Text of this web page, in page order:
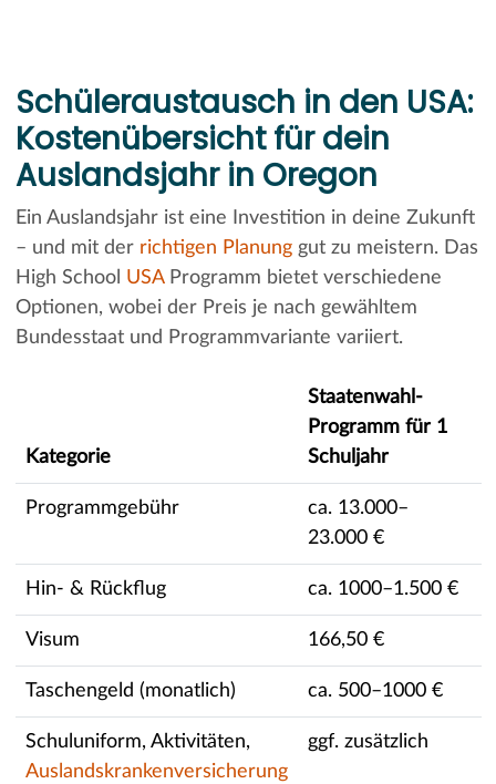
Schüleraustausch in den USA:
Kostenübersicht für dein
Auslandsjahr in Oregon
Ein Auslandsjahr ist eine Investition in deine Zukunft
– und mit der richtigen Planunggut zu meistern. Das
High School USAProgramm bietet verschiedene
Optionen, wobei der Preis je nach gewähltem
Bundesstaat und Programmvariante variiert.
Kategorie
Staatenwahl-
Programm für 1
Schuljahr
Programmgebühr
ca. 13.000–
23.000 €
Hin- & Rückflug ca. 1000–1.500 €
Visum 166,50 €
Taschengeld (monatlich) ca. 500–1000 €
Schuluniform, Aktivitäten,
Auslandskrankenversicherung
ggf. zusätzlich